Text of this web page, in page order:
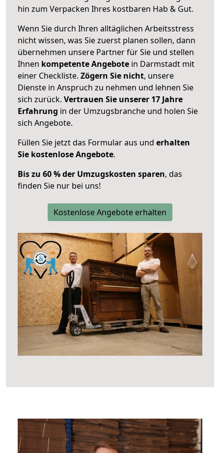
hin zum Verpacken Ihres kostbaren Hab & Gut.
Wenn Sie durch Ihren alltäglichen Arbeitsstress
nicht wissen, was Sie zuerst planen sollen, dann
übernehmen unsere Partner für Sie und stellen
Ihnen kompetente Angebote in Darmstadt mit
einer Checkliste. Zögern Sie nicht, unsere
Dienste in Anspruch zu nehmen und lehnen Sie
sich zurück. Vertrauen Sie unserer 17 Jahre
Erfahrung in der Umzugsbranche und holen Sie
sich Angebote.
Füllen Sie jetzt das Formular aus und erhalten
Sie kostenlose Angebote.
Bis zu 60 % der Umzugskosten sparen, das
finden Sie nur bei uns!
Kostenlose Angebote erhalten